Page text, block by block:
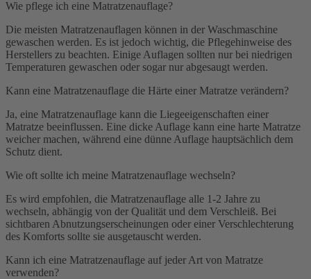
Wie pflege ich eine Matratzenauflage?
Die meisten Matratzenauflagen können in der Waschmaschine
gewaschen werden. Es ist jedoch wichtig, die Pflegehinweise des
Herstellers zu beachten. Einige Auflagen sollten nur bei niedrigen
Temperaturen gewaschen oder sogar nur abgesaugt werden.
Kann eine Matratzenauflage die Härte einer Matratze verändern?
Ja, eine Matratzenauflage kann die Liegeeigenschaften einer
Matratze beeinflussen. Eine dicke Auflage kann eine harte Matratze
weicher machen, während eine dünne Auflage hauptsächlich dem
Schutz dient.
Wie oft sollte ich meine Matratzenauflage wechseln?
Es wird empfohlen, die Matratzenauflage alle 1-2 Jahre zu
wechseln, abhängig von der Qualität und dem Verschleiß. Bei
sichtbaren Abnutzungserscheinungen oder einer Verschlechterung
des Komforts sollte sie ausgetauscht werden.
Kann ich eine Matratzenauflage auf jeder Art von Matratze
verwenden?